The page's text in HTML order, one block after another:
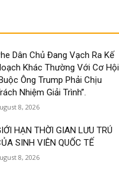
Dân Chủ Đang Vạch Ra Kế
Khác Thường Với Cơ Hội
Ông Trump Phải Chịu
Nhiệm Giải Trình”.
8, 2026
HẠN THỜI GIAN LƯU TRÚ
SINH VIÊN QUỐC TẾ
8, 2026